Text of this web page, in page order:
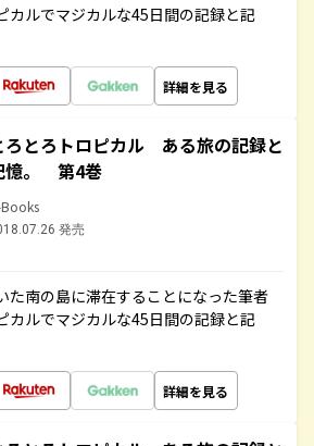
カルでマジカルな45日間の記録と記
詳細を見る
ろとろトロピカル ある旅の記録と
憶。 第4巻
発売
た南の島に滞在することになった筆者
カルでマジカルな45日間の記録と記
詳細を見る